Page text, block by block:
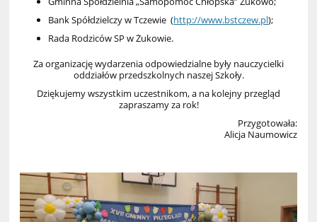
Bank Spółdzielczy w Tczewie (http://www.bstczew.pl);
Rada Rodziców SP w Żukowie.
Za organizację wydarzenia odpowiedzialne były nauczycielki
oddziałów przedszkolnych naszej Szkoły.
Dziękujemy wszystkim uczestnikom, a na kolejny przegląd
zapraszamy za rok!
Przygotowała:
Alicja Naumowicz